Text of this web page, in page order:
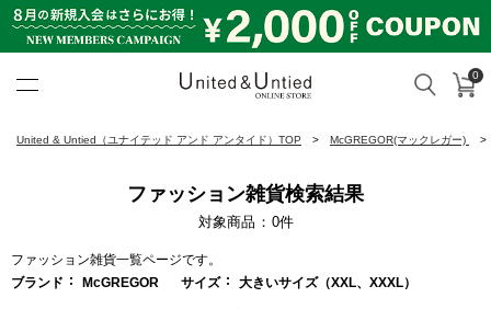
検索 カ
0
United & Untied（ユナイテッド アンド アンタイド）TOP McGREGOR(マックレガー)
ファッション雑貨検索結果
対象商品 0件
ファッション雑貨一覧ページです。
ブランド
McGREGOR サイズ 大きいサイズ（XXL、XXXL）